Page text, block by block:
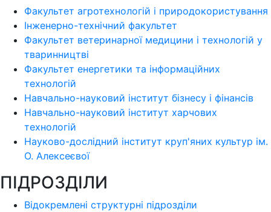
Факультет агротехнологій і природокористування
Інженерно-технічний факультет
Факультет ветеринарної медицини і технологій у
тваринництві
Факультет енергетики та інформаційних
технологій
Навчально-науковий інститут бізнесу і фінансів
Навчально-науковий інститут харчових
технологій
Науково-дослідний інститут круп'яних культур ім.
О. Алексеєвої
ПІДРОЗДІЛИ
Відокремлені структурні підрозділи